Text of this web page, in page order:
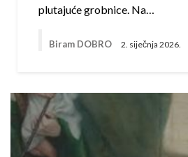
plutajuće grobnice. Na…
Biram DOBRO 2. siječnja 2026.